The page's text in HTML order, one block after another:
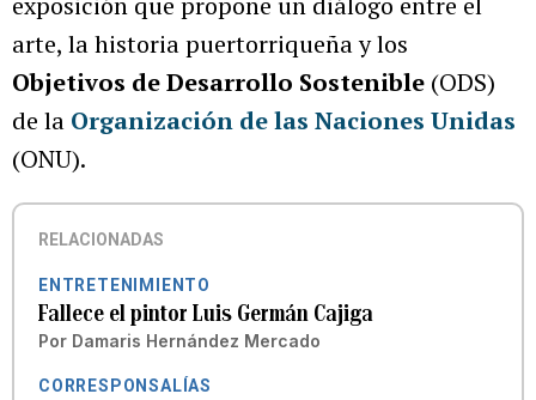
arte, la historia puertorriqueña y los
Objetivos de Desarrollo Sostenible (ODS)
de la Organización de las Naciones Unidas
(ONU).
RELACIONADAS
ENTRETENIMIENTO
Fallece el pintor Luis Germán Cajiga
Por Damaris Hernández Mercado
CORRESPONSALÍAS